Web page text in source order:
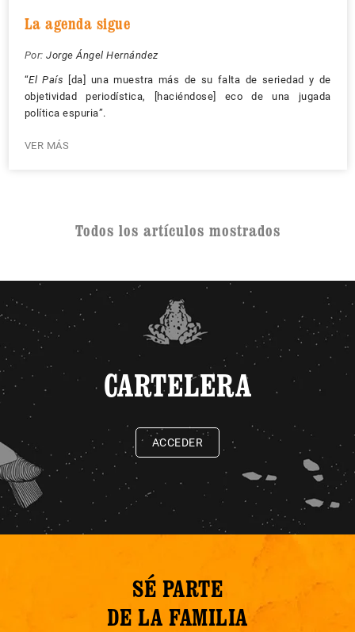
La agenda sigue
Por: Jorge Ángel Hernández
“El País [da] una muestra más de su falta de seriedad y de
objetividad periodística, [haciéndose] eco de una jugada
política espuria”.
VER MÁS
Todos los artículos mostrados
CARTELERA
ACCEDER
SÉ PARTE
DE LA FAMILIA